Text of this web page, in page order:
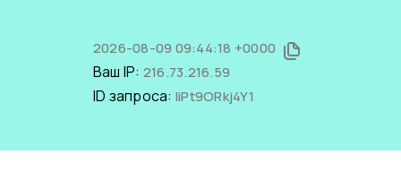
2026-08-09 09:44:18 +0000
Ваш IP: 216.73.216.59
ID запроса: IiPt9ORkj4Y1